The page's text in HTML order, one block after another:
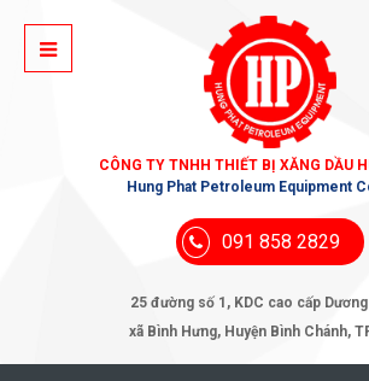
CÔNG TY TNHH THIẾT BỊ XĂNG DẦU
Hung Phat Petroleum Equipment
091 858 2829
25 đường số 1, KDC cao cấp
xã Bình Hưng, Huyện Bình Chánh,